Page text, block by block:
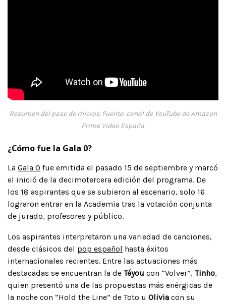
Resumen del pase de micros. Fuente: canal de YouTube de Amazon
Prime Video España.
¿Cómo fue la Gala 0?
La Gala 0 fue emitida el pasado 15 de septiembre y marcó
el inició de la decimotercera edición del programa. De
los 18 aspirantes que se subieron al escenario, solo 16
lograron entrar en la Academia tras la votación conjunta
de jurado, profesores y público.
Los aspirantes interpretaron una variedad de canciones,
desde clásicos del pop español hasta éxitos
internacionales recientes. Entre las actuaciones más
destacadas se encuentran la de Téyou con “Volver”, Tinho,
quien presentó una de las propuestas más enérgicas de
la noche con “Hold the Line” de Toto u Olivia con su